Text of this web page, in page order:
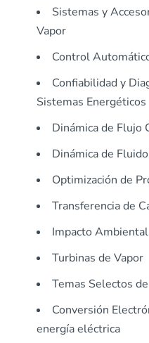
Sistemas y
Vapor
Control
Confiabilidad y
Sistemas Energéticos
Dinámica de Flujo
Dinámica de
Optimización de
Transferencia de
Impacto
Turbinas de Vapor
Temas Selectos
Conversión
energía eléctrica